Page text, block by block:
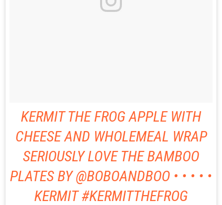
KERMIT THE FROG APPLE WITH
CHEESE AND WHOLEMEAL WRAP
SERIOUSLY LOVE THE BAMBOO
PLATES BY @BOBOANDBOO • • • • •
KERMIT #KERMITTHEFROG